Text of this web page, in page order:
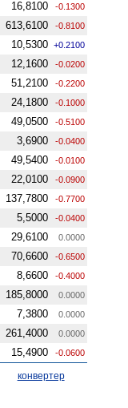
16,8100 -0.1300
613,6100 -0.8100
10,5300 +0.2100
12,1600 -0.0200
51,2100 -0.2200
24,1800 -0.1000
49,0500 -0.5100
3,6900 -0.0400
49,5400 -0.0100
22,0100 -0.0900
137,7800 -0.7700
5,5000 -0.0400
29,6100 0.0000
70,6600 -0.6500
8,6600 -0.4000
185,8000 0.0000
7,3800 0.0000
261,4000 0.0000
15,4900 -0.0600
конвертер